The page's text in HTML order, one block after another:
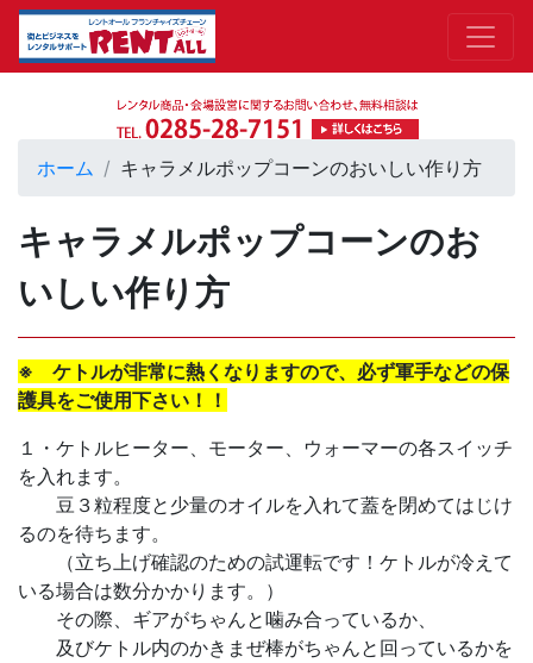
ホーム キャラメルポップコーンのおいしい作り方
キャラメルポップコーンのお
いしい作り方
※ ケトルが非常に熱くなりますので、必ず軍手などの保
護具をご使用下さい！！
１・ケトルヒーター、モーター、ウォーマーの各スイッチ
を入れます。
豆３粒程度と少量のオイルを入れて蓋を閉めてはじけ
るのを待ちます。
（立ち上げ確認のための試運転です！ケトルが冷えて
いる場合は数分かかります。）
その際、ギアがちゃんと噛み合っているか、
及びケトル内のかきまぜ棒がちゃんと回っているかを